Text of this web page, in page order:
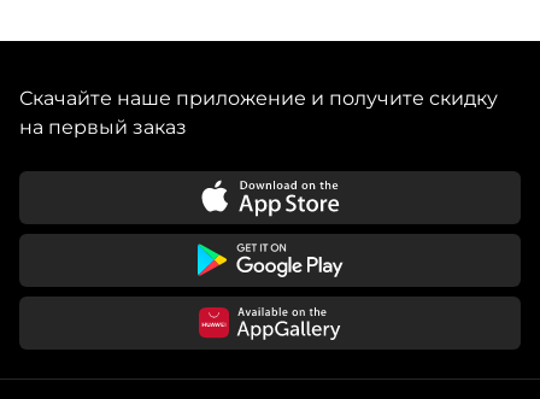
Скачайте наше приложение и получите скидку
на первый заказ